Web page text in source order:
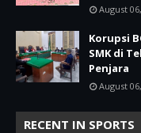
August
Korupsi
SMK di
Penjara
August
RECENT IN SPORTS